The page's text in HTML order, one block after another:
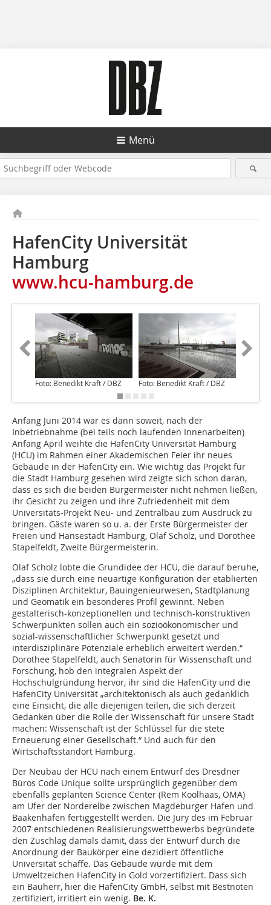
Menü
HafenCity Universität
Hamburg
www.hcu-hamburg.de
Foto: Benedikt Kraft / DBZ Foto: Benedikt Kraft / DBZ
Anfang Juni 2014 war es dann soweit, nach der
Inbetriebnahme (bei teils noch laufenden Innenarbeiten)
Anfang April weihte die HafenCity Universität Hamburg
(HCU) im Rahmen einer Akademischen Feier ihr neues
Gebäude in der HafenCity ein. Wie wichtig das Projekt für
die Stadt Hamburg gesehen wird zeigte sich schon daran,
dass es sich die beiden Bürgermeister nicht nehmen ließen,
ihr Gesicht zu zeigen und ihre Zufriedenheit mit dem
Universitäts-Projekt Neu- und Zentralbau zum Ausdruck zu
bringen. Gäste waren so u. a. der Erste Bürgermeister der
Freien und Hansestadt Hamburg, Olaf Scholz, und Dorothee
Stapelfeldt, Zweite Bürgermeisterin.
Olaf Scholz lobte die Grundidee der HCU, die darauf beruhe,
„dass sie durch eine neuartige Konfiguration der etablierten
Disziplinen Architektur, Bauingenieurwesen, Stadt­planung
und Geomatik ein besonderes Profil gewinnt. Neben
gestalterisch-konzeptionellen und technisch-konstruktiven
Schwerpunkten sollen auch ein sozioökonomischer und
sozial-wissenschaftlicher Schwerpunkt gesetzt und
interdisziplinäre Potenziale erheblich erweitert werden.“
Dorothee Stapelfeldt, auch Senatorin für Wissenschaft und
Forschung, hob den integralen Aspekt der
Hochschulgründung hervor, ihr sind die HafenCity und die
HafenCity Universität „architektonisch als auch gedanklich
eine Einsicht, die alle diejenigen teilen, die sich derzeit
Gedanken über die Rolle der Wissenschaft für unsere Stadt
machen: Wissenschaft ist der Schlüssel für die stete
Erneuerung einer Gesellschaft.“ Und auch für den
Wirtschaftsstandort Hamburg.
Der Neubau der HCU nach einem Entwurf des Dresdner
Büros Code Unique sollte ursprünglich gegenüber dem
ebenfalls geplanten Science Center (Rem Koolhaas, OMA)
am Ufer der Norderelbe zwischen Magdeburger Hafen und
Baakenhafen fertiggestellt werden. Die Jury des im Februar
2007 entschiedenen Realisierungswettbewerbs begründete
den Zuschlag damals damit, dass der Entwurf durch die
Anordnung der Baukörper eine dezidiert öffentliche
Universität schaffe. Das Gebäude wurde mit dem
Umweltzeichen HafenCity in Gold vorzertifiziert. Dass sich
ein Bauherr, hier die HafenCity GmbH, selbst mit Bestnoten
zertifiziert, irritiert ein wenig. Be. K.